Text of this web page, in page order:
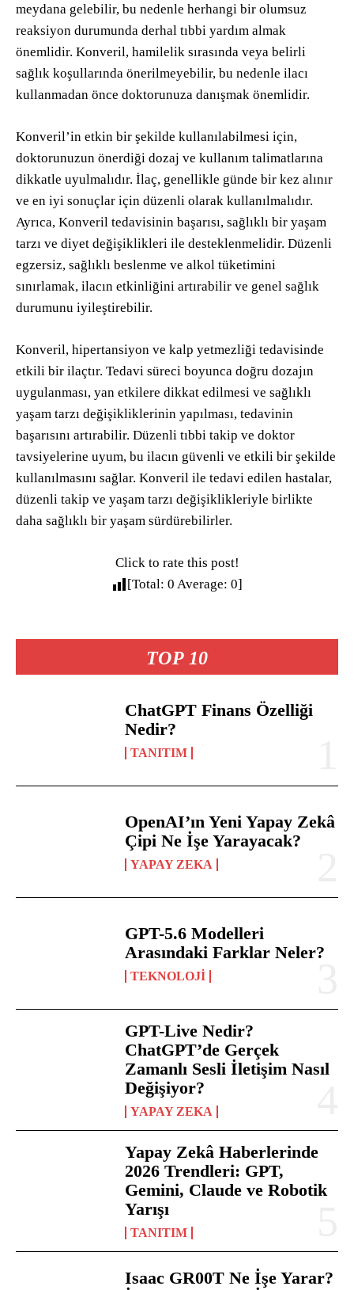
TOP 10
ChatGPT Finans Özelliği
Nedir?
TANITIM
OpenAI’ın Yeni Yapay Zekâ
Çipi Ne İşe Yarayacak?
YAPAY ZEKA
GPT-5.6 Modelleri
Arasındaki Farklar Neler?
TEKNOLOJI
GPT-Live Nedir?
ChatGPT’de Gerçek
Zamanlı Sesli İletişim Nasıl
Değişiyor?
YAPAY ZEKA
Yapay Zekâ Haberlerinde
2026 Trendleri: GPT,
Gemini, Claude ve Robotik
Yarışı
TANITIM
Isaac GR00T Ne İşe Yarar?
meydana gelebilir, bu nedenle herhangi bir olumsuz
reaksiyon durumunda derhal tıbbi yardım almak
önemlidir. Konveril, hamilelik sırasında veya belirli
sağlık koşullarında önerilmeyebilir, bu nedenle ilacı
kullanmadan önce doktorunuza danışmak önemlidir.
Konveril’in etkin bir şekilde kullanılabilmesi için,
doktorunuzun önerdiği dozaj ve kullanım talimatlarına
dikkatle uyulmalıdır. İlaç, genellikle günde bir kez alınır
ve en iyi sonuçlar için düzenli olarak kullanılmalıdır.
Ayrıca, Konveril tedavisinin başarısı, sağlıklı bir yaşam
tarzı ve diyet değişiklikleri ile desteklenmelidir. Düzenli
egzersiz, sağlıklı beslenme ve alkol tüketimini
sınırlamak, ilacın etkinliğini artırabilir ve genel sağlık
durumunu iyileştirebilir.
Konveril, hipertansiyon ve kalp yetmezliği tedavisinde
etkili bir ilaçtır. Tedavi süreci boyunca doğru dozajın
uygulanması, yan etkilere dikkat edilmesi ve sağlıklı
yaşam tarzı değişikliklerinin yapılması, tedavinin
başarısını artırabilir. Düzenli tıbbi takip ve doktor
tavsiyelerine uyum, bu ilacın güvenli ve etkili bir şekilde
kullanılmasını sağlar. Konveril ile tedavi edilen hastalar,
düzenli takip ve yaşam tarzı değişiklikleriyle birlikte
daha sağlıklı bir yaşam sürdürebilirler.
Click to rate this post!
[Total: 0 Average: 0]